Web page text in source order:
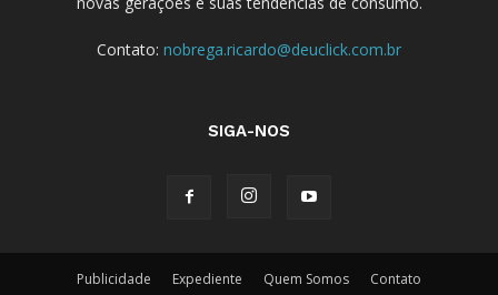
Contato: nobrega.ricardo@deuclick.com.br
SIGA-NOS
Publicidade Expediente Quem Somos Contato